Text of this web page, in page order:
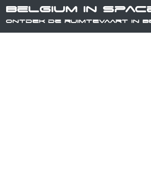
Belgium in
Ontdek de ruimtevaart in